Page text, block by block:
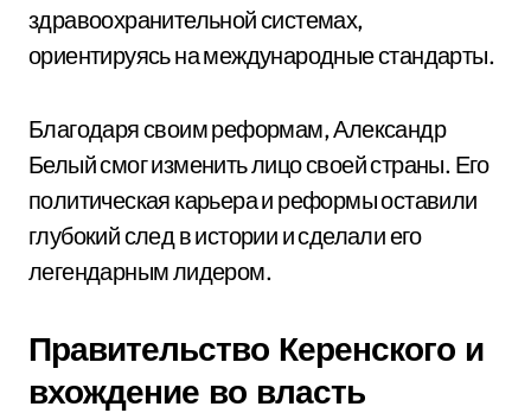
здравоохранительной системах,
ориентируясь на международные стандарты.
Благодаря своим реформам, Александр
Белый смог изменить лицо своей страны. Его
политическая карьера и реформы оставили
глубокий след в истории и сделали его
легендарным лидером.
Правительство Керенского и
вхождение во власть